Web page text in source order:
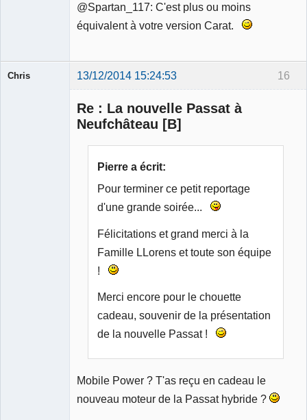
@Spartan_117: C'est plus ou moins
équivalent à votre version Carat.
16
Chris 13/12/2014 15:24:53
Re : La nouvelle Passat à
Neufchâteau [B]
Pierre a écrit:
Pour terminer ce petit reportage
d'une grande soirée...
Félicitations et grand merci à la
Famille LLorens et toute son équipe
!
Merci encore pour le chouette
cadeau, souvenir de la présentation
de la nouvelle Passat !
Mobile Power ? T'as reçu en cadeau le
nouveau moteur de la Passat hybride ?